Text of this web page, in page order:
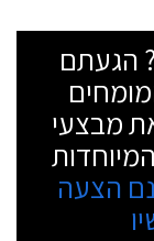
הגעתם
מבצעי
הצעה